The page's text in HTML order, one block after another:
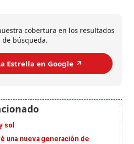
cobertura en los resultados
de búsqueda.
Estrella en Google ↗️
sol
una nueva generación de